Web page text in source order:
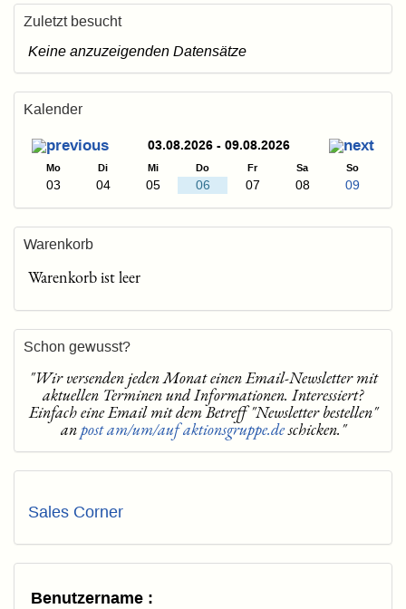
Zuletzt besucht
Keine anzuzeigenden Datensätze
Kalender
03.08.2026 - 09.08.2026
Mo Di Mi Do Fr Sa So
03 04 05 06 07 08 09
Warenkorb
Warenkorb ist leer
Schon gewusst?
"Wir versenden jeden Monat einen Email-Newsletter mit
aktuellen Terminen und Informationen. Interessiert?
Einfach eine Email mit dem Betreff "Newsletter bestellen"
anpost am/um/auf aktionsgruppe.deschicken."
Sales Corner
Benutzername :